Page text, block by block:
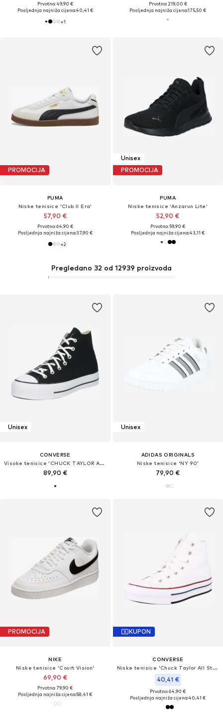
Prvotno: 49,90 €
Posljednja najniža cijena:40,41 €
+1
Prvotno: 219,00 €
Posljednja najniža cijena:175,50 €
PROMOCIJA
PUMA
Niske tenisice 'Club II Era'
57,90 €
Prvotno: 64,90 €
Posljednja najniža cijena:37,90 €
+2
Unisex
PROMOCIJA
PUMA
Niske tenisice 'Anzarun Lite'
52,90 €
Prvotno: 59,90 €
Posljednja najniža cijena:43,11 €
Unisex
CONVERSE
Visoke tenisice 'CHUCK TAYLOR ALL STAR LIFT PLATFORM WIDE WIDTH'
89,90 €
Pregledano 32 od 12939 proizvoda
Unisex
ADIDAS ORIGINALS
Niske tenisice 'NY 90'
79,90 €
PROMOCIJA
NIKE
Niske tenisice 'Court Vision'
69,90 €
Prvotno: 79,90 €
Posljednja najniža cijena:58,41 €
KUPON
CONVERSE
Niske tenisice 'Chuck Taylor All Star'
40,41 €
Prvotno: 64,90 €
Posljednja najniža cijena:40,41 €